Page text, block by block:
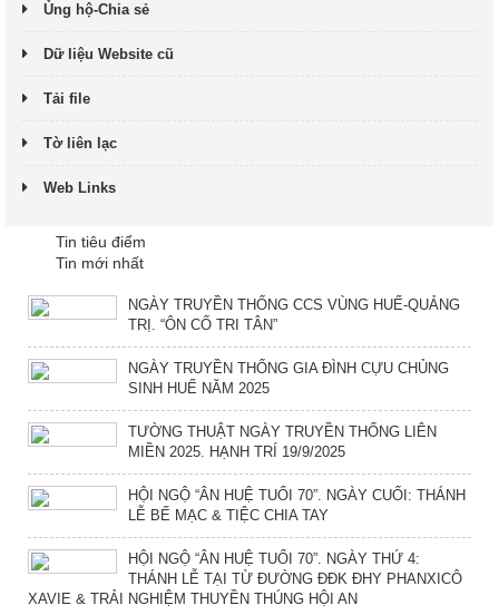
Ủng hộ-Chia sẻ
Dữ liệu Website cũ
Tải file
Tờ liên lạc
Web Links
Tin tiêu điểm
Tin mới nhất
NGÀY TRUYỀN THỐNG CCS VÙNG HUẾ-QUẢNG
TRỊ. “ÔN CỐ TRI TÂN”
NGÀY TRUYỀN THỐNG GIA ĐÌNH CỰU CHỦNG
SINH HUẾ NĂM 2025
TƯỜNG THUẬT NGÀY TRUYỀN THỐNG LIÊN
MIỀN 2025. HẠNH TRÍ 19/9/2025
HỘI NGỘ “ÂN HUỆ TUỔI 70”. NGÀY CUỐI: THÁNH
LỄ BẾ MẠC & TIỆC CHIA TAY
HỘI NGỘ “ÂN HUỆ TUỔI 70”. NGÀY THỨ 4:
THÁNH LỄ TẠI TỪ ĐƯỜNG ĐĐK ĐHY PHANXICÔ
XAVIE & TRẢI NGHIỆM THUYỀN THÚNG HỘI AN